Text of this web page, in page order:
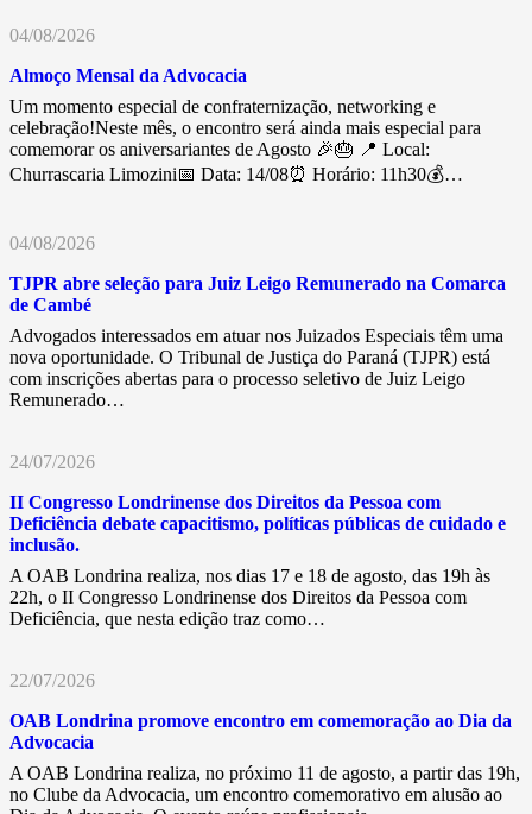
04/08/2026
Almoço Mensal da Advocacia
Um momento especial de confraternização, networking e
celebração!Neste mês, o encontro será ainda mais especial para
comemorar os aniversariantes de Agosto 🎉🎂 📍 Local:
Churrascaria Limozini📅 Data: 14/08⏰ Horário: 11h30💰…
04/08/2026
TJPR abre seleção para Juiz Leigo Remunerado na Comarca
de Cambé
Advogados interessados em atuar nos Juizados Especiais têm uma
nova oportunidade. O Tribunal de Justiça do Paraná (TJPR) está
com inscrições abertas para o processo seletivo de Juiz Leigo
Remunerado…
24/07/2026
II Congresso Londrinense dos Direitos da Pessoa com
Deficiência debate capacitismo, políticas públicas de cuidado e
inclusão.
A OAB Londrina realiza, nos dias 17 e 18 de agosto, das 19h às
22h, o II Congresso Londrinense dos Direitos da Pessoa com
Deficiência, que nesta edição traz como…
22/07/2026
OAB Londrina promove encontro em comemoração ao Dia da
Advocacia
A OAB Londrina realiza, no próximo 11 de agosto, a partir das 19h,
no Clube da Advocacia, um encontro comemorativo em alusão ao